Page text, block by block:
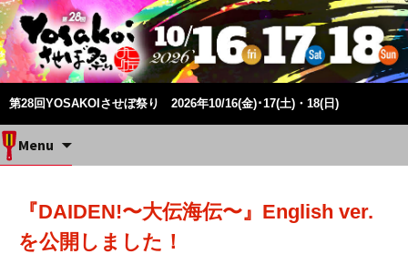
第28回YOSAKOIさせぼ祭り 2026年10/16(金)･17(土)・18(日)
Menu
『DAIDEN!〜大伝海伝〜』English ver.
を公開しました！